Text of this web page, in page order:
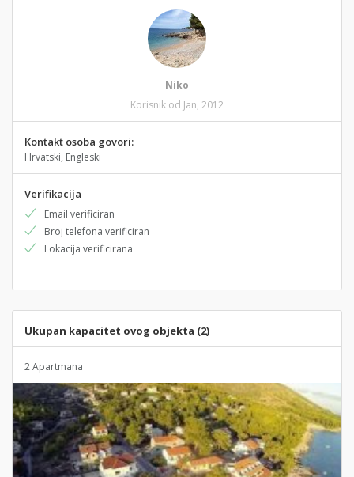
Niko
Korisnik od Jan, 2012
Kontakt osoba govori:
Hrvatski, Engleski
Verifikacija
Email verificiran
Broj telefona verificiran
Lokacija verificirana
Ukupan kapacitet ovog objekta (2)
2 Apartmana